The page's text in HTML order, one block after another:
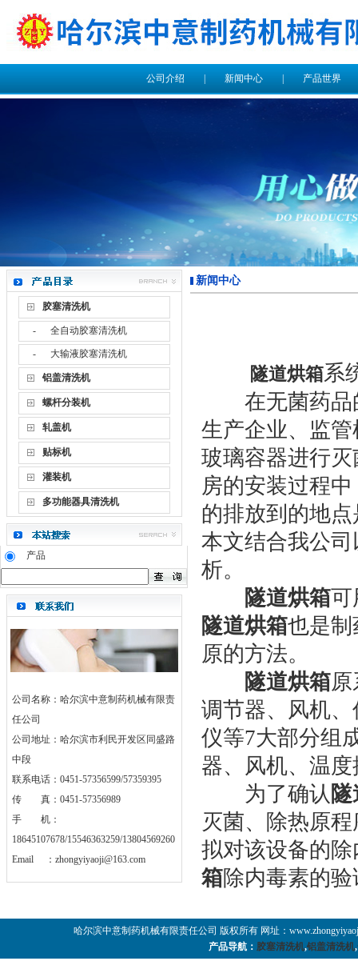
公司介绍 新闻中心 产品世界
胶塞清洗机
- 全自动胶塞清洗机
- 大输液胶塞清洗机
铝盖清洗机
螺杆分装机
轧盖机
贴标机
灌装机
多功能器具清洗机
产品
公司名称：哈尔滨中意制药机械有限责
任公司
公司地址：哈尔滨市利民开发区同盛路
中段
联系电话：0451-57356599/57359395
传 真：0451-57356989
手 机：
18645107678/15546363259/13804569260
Email ：zhongyiyaoji@163.com
新闻中心
隧道烘箱系
在无菌药品的
生产企业、监
玻璃容器进行
房的安装过程
的排放到的地
本文结合我公
析。
隧道烘箱可
隧道烘箱也是
原的方法。
隧道烘箱
调节器、风机
仪等7大部分组
器、风机、温
为了确认
灭菌、除热原
拟对该设备的
箱除内毒素的
哈尔滨中意制药机械有限责任公司 版权所有 网址：
产品导航： 胶塞清洗机,铝盖清洗机,